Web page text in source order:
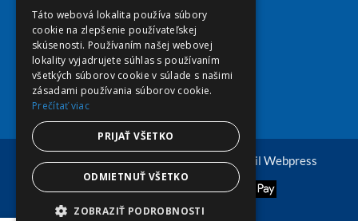
© Copyright 2026 viplekaren.sk | Vytvoril Webpress
Táto webová lokalita používa súbory
cookie na zlepšenie používateľskej
skúsenosti. Používaním našej webovej
lokality vyjadrujete súhlas s používaním
všetkých súborov cookie v súlade s našimi
zásadami používania súborov cookie.
Prečítať viac
PRIJAŤ VŠETKO
ODMIETNUŤ VŠETKO
ZOBRAZIŤ PODROBNOSTI